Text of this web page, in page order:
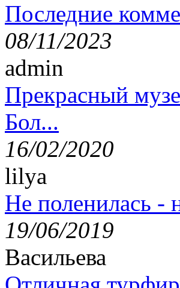
Последние
08/11/2023
admin
Прекрасный
Бол...
16/02/2020
lilya
Не поленилась -
19/06/2019
Васильева